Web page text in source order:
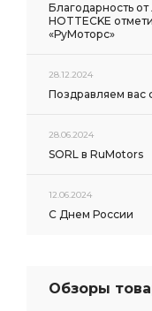
Благодарность
HOTTECKE
«РуМоторс»
28.12.2024
Поздравляем вас
28.06.2024
SORL в RuMotors
12.06.2024
С Днем России
Обзоры